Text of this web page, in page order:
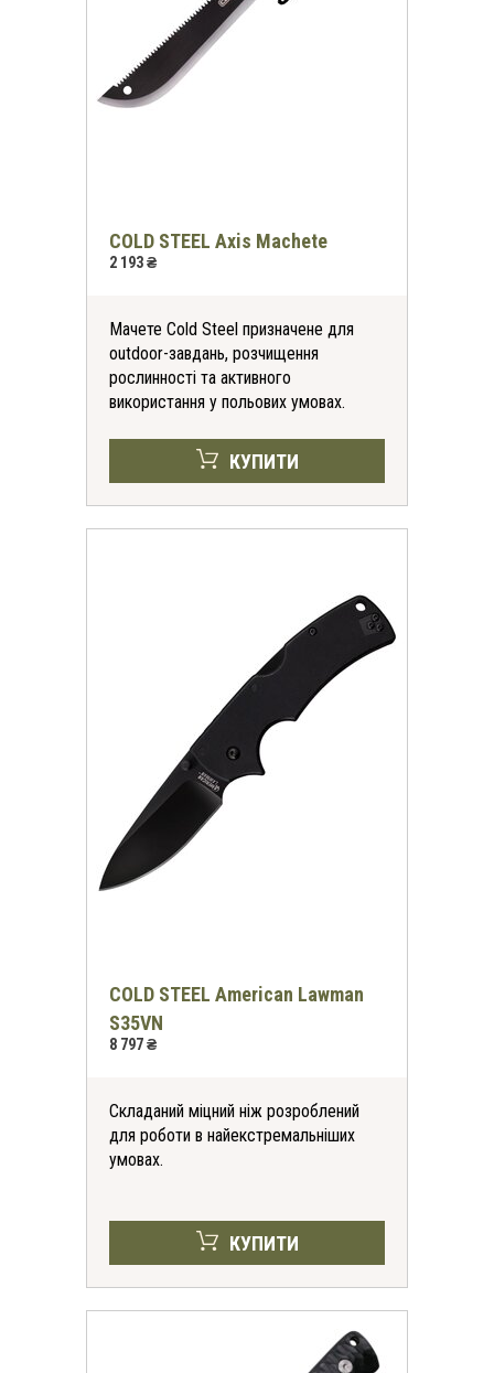
COLD STEEL Axis Machete
2 193 ₴
Мачете Cold Steel призначене для
outdoor-завдань, розчищення
рослинності та активного
використання у польових умовах.
КУПИТИ
COLD STEEL American Lawman
S35VN
8 797 ₴
Складаний міцний ніж розроблений
для роботи в найекстремальніших
умовах.
КУПИТИ